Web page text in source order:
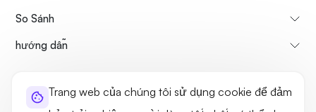
Trang web của chúng tôi sử dụng cookie để đảm
So Sánh
hướng dẫn
Thông tin về chúng tôiChính sách hủy & hoàn tiền
Điều khoản sử dụng